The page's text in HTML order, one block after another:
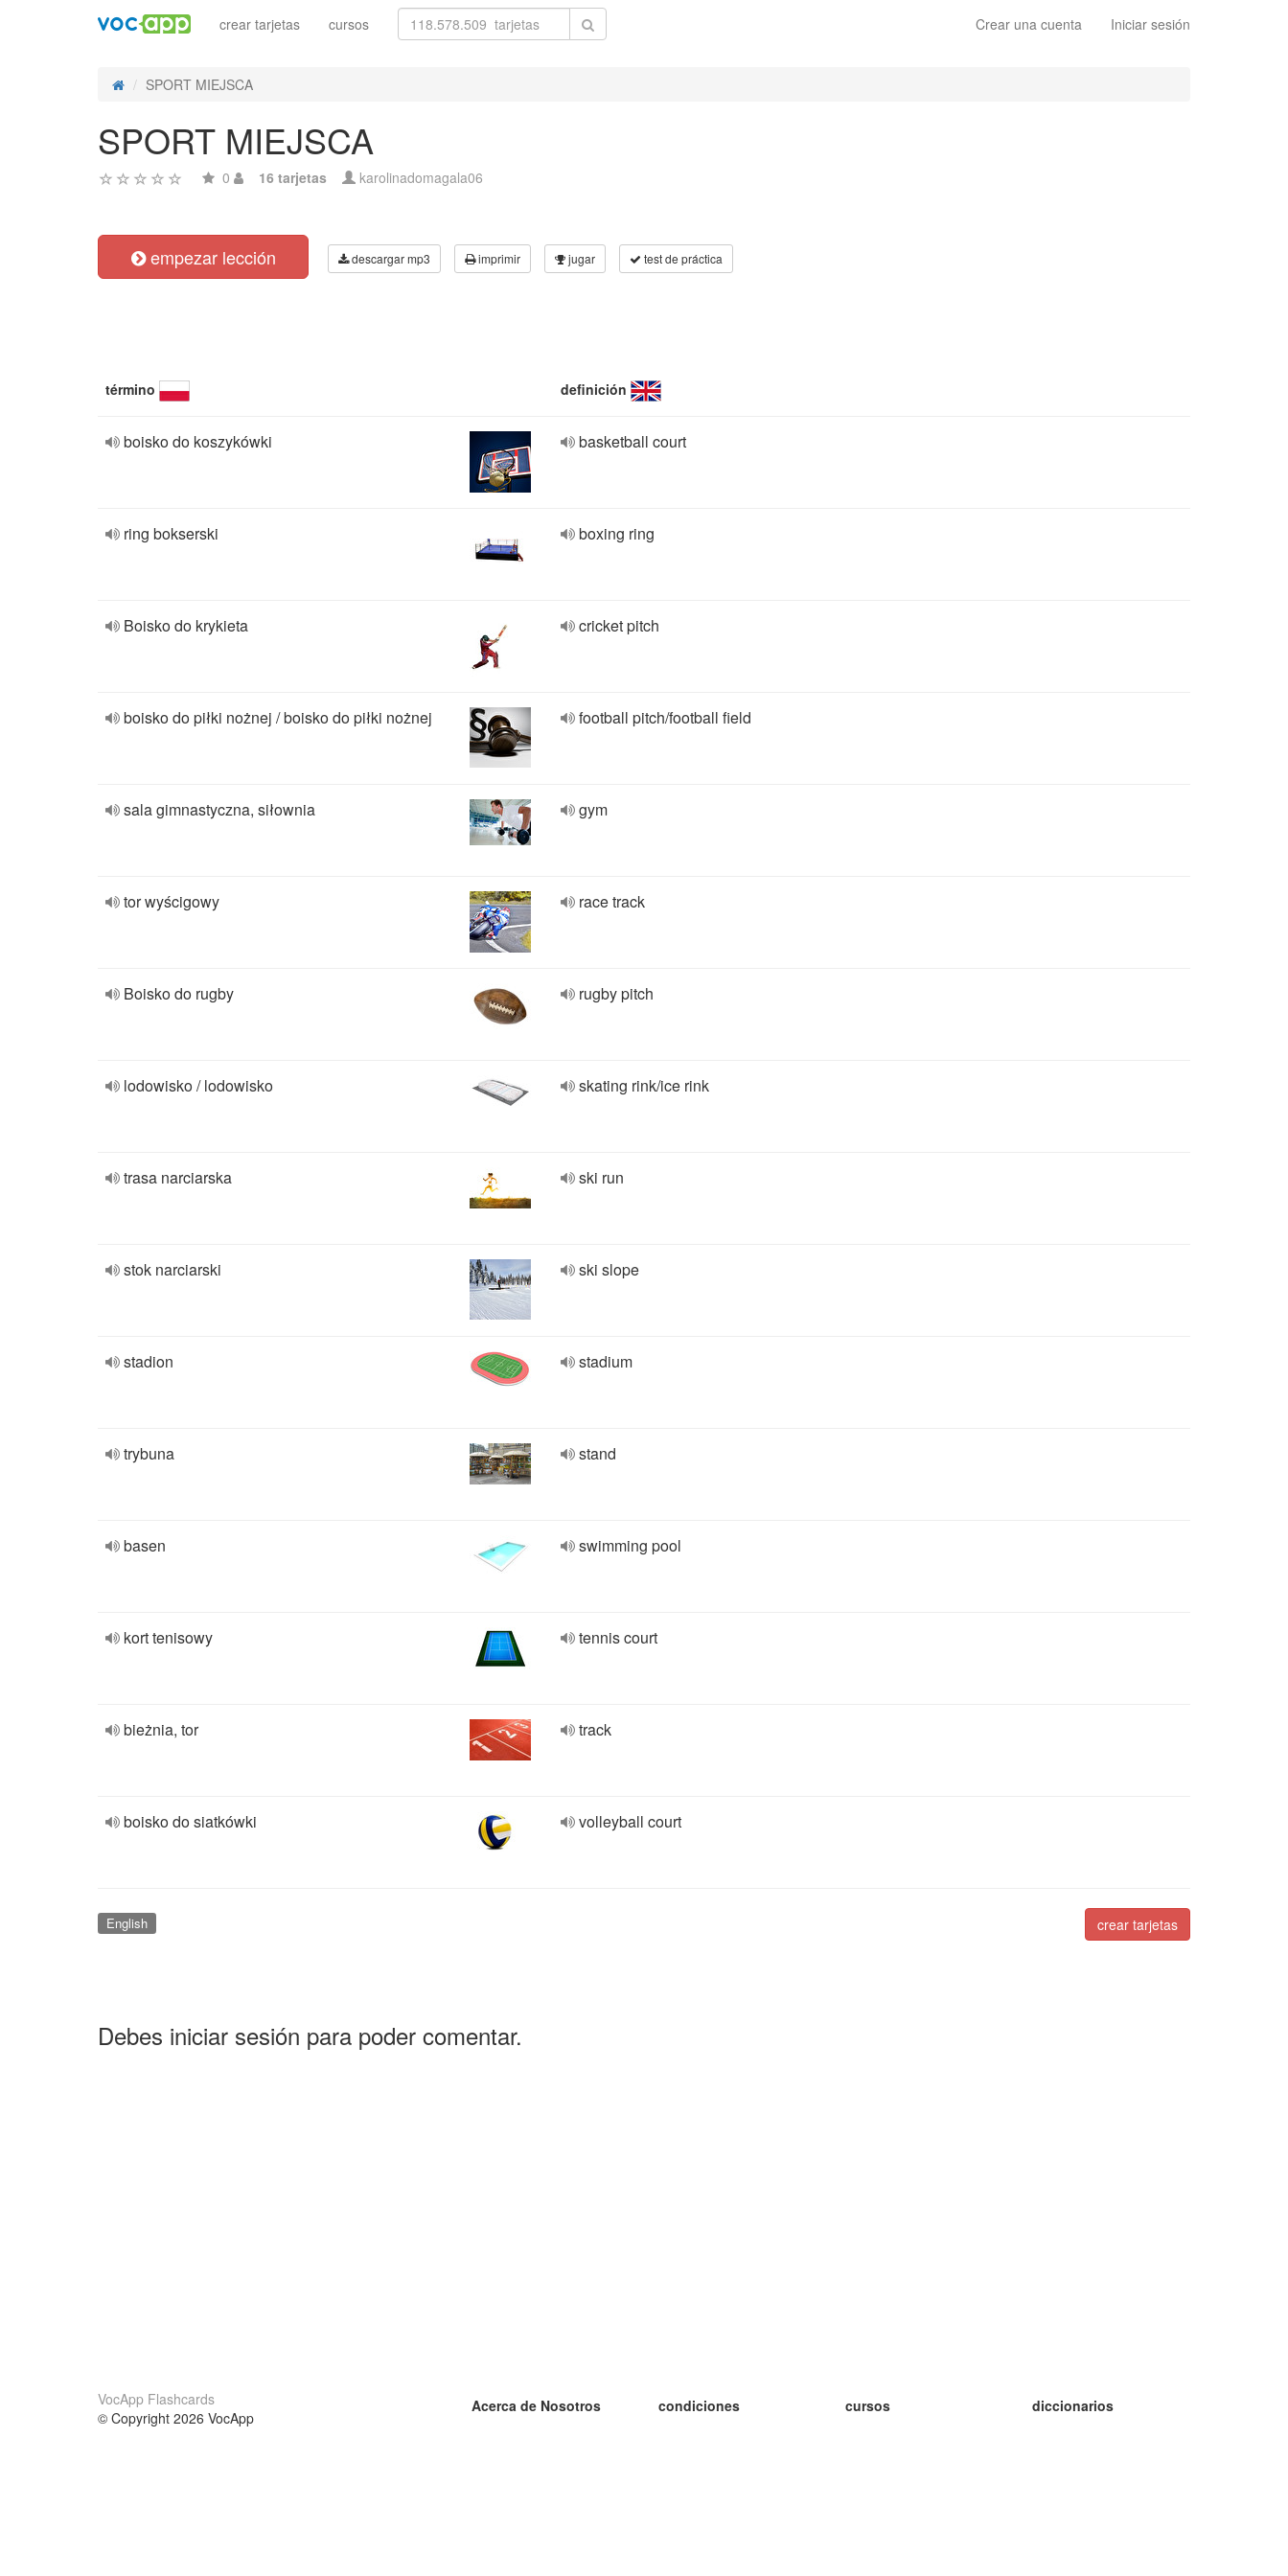
Crear una cuenta Iniciar sesión
crear tarjetas cursos
SPORT MIEJSCA
SPORT MIEJSCA
0 16 tarjetas karolinadomagala06
empezar lección descargar mp3 imprimir jugar test de práctica
término definición
boisko do koszykówki basketball court
ring bokserski boxing ring
Boisko do krykieta cricket pitch
boisko do piłki nożnej / boisko do piłki nożnej football pitch/football field
sala gimnastyczna, siłownia gym
tor wyścigowy race track
Boisko do rugby rugby pitch
lodowisko / lodowisko skating rink/ice rink
trasa narciarska ski run
stok narciarski ski slope
stadion stadium
trybuna stand
basen swimming pool
kort tenisowy tennis court
bieżnia, tor track
boisko do siatkówki volleyball court
crear tarjetas
English
Debes iniciar sesión para poder comentar.
VocApp Flashcards
© Copyright 2026 VocApp
Acerca de Nosotros
condiciones
cursos
diccionarios